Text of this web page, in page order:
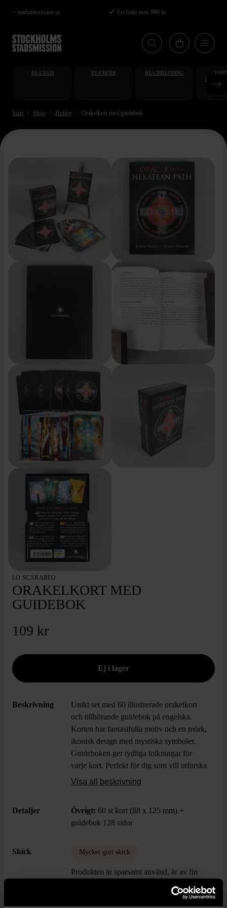
Hoppa
till
huvudinnehåll
< stadsmissionen.se Fri frakt över 990 kr
REA DAM REA HERR REA INREDNING
Start Shop Hobby Orakelkort med guidebok
LO SCARABEO
ORAKELKORT MED
GUIDEBOK
109 kr
Beskrivning
Unikt set med 60 illustrerade orakelkort
och tillhörande guidebok på engelska.
Korten har fantasifulla motiv och en mörk,
ikonisk design med mystiska symboler.
Guideboken ger tydliga tolkningar för
varje kort. Perfekt för dig som vill utforska
nya sätt att tolka symbolik.
Visa all beskrivning
Detaljer Övrigt: 60 st kort (88 x 125 mm) +
guidebok 128 sidor
Skick Mycket gott skick
Produkten är sparsamt använd, är av fin